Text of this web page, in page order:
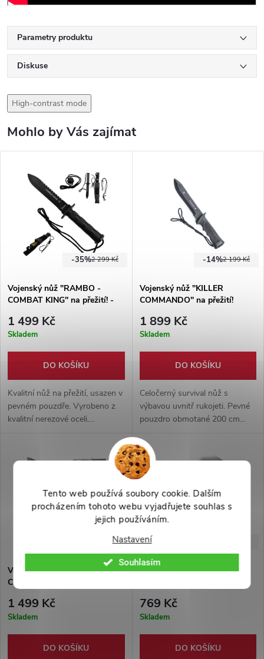
Tento web používá soubory cookie. Dalším
procházením tohoto webu vyjadřujete souhlas s
jejich používáním.
Nastavení
Souhlasím
Parametry produktu
Diskuse
High-contrast mode
Mohlo by Vás zajímat
2 299 Kč
-35%
Vojenský nůž "RAMBO -
COMBAT KING" na přežití! -
1 499 Kč
Skladem
DO KOŠÍKU
Kvalitní nůž na přežití, usazen v
pevném pouzdře. Vyrobeno z
kvalitní nerezové oceli.
pilka a dutá rukojeť skrývající
bohatou výbavu. Integrovaný
2 199 Kč
-14%
Vojenský nůž "KILLER
COMMANDO" na přežití!
1 899 Kč
Skladem
DO KOŠÍKU
Celočerný survival nůž s
výbavou uvnitř rukojeti. Pevné
pouzdro obmotané 200 cm
ergonomická rukojeť, čepel z
nerezové oceli 3Cr13.
1 999 Kč
Vojenský nůž "RAMBO -
COMBAT KING" na přežití! -
1 499 Kč
Skladem
DO KOŠÍKU
Vojenský nůž "HEAVEN" s
769 Kč
Skladem
DO KOŠÍKU